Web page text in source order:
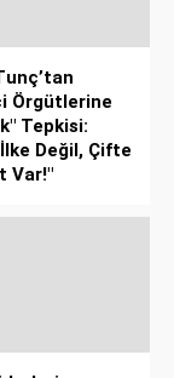
Örgütlerine
Tepkisi:
Değil, Çifte
Var!"